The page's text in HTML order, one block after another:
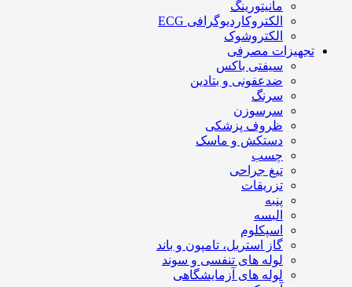
مانیتورینگ
الکتروکاردیوگرافی ECG
الکتروشوک
تجهیزات مصرفی
سیفتی باکس
ضدعفونی و بتادین
سرنگ
سرسوزن
ظروف پزشکی
دستکش و ماسک
چسب
تیغ جراحی
تزریقات
پنبه
البسه
اسپکلوم
گاز استریل، تامپون و باند
لوله های تنفسی و سوند
لوله های آزمایشگاهی